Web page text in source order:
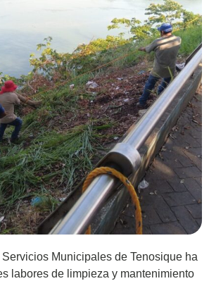
Municipales de Tenosique ha
labores de limpieza y mantenimiento